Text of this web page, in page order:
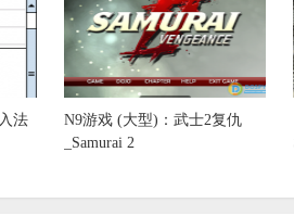
法
N9游戏 (大型)：武士2复仇
_Samurai 2